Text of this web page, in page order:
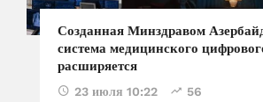
Созданная Минздравом
система медицинского
расширяется
23 июля 10:22 56